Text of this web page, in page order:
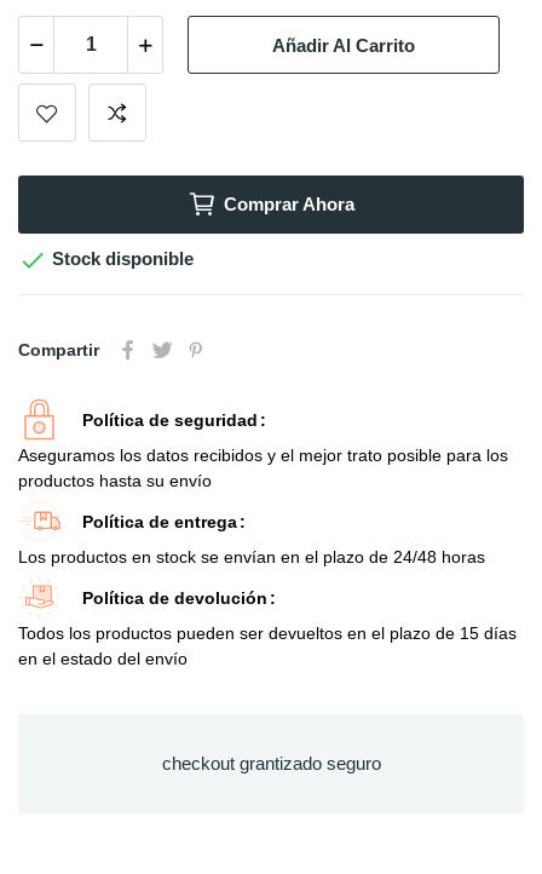
Añadir Al Carrito
Comprar Ahora
 Stock disponible
Compartir
Política de seguridad
Aseguramos los datos recibidos y el mejor trato posible para los
productos hasta su envío
Política de entrega
Los productos en stock se envían en el plazo de 24/48 horas
Política de devolución
Todos los productos pueden ser devueltos en el plazo de 15 días
en el estado del envío
checkout grantizado seguro